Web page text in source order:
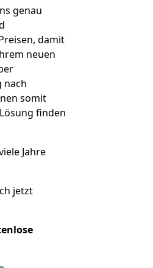
genau
damit
neuen
nach
somit
finden
Jahre
jetzt